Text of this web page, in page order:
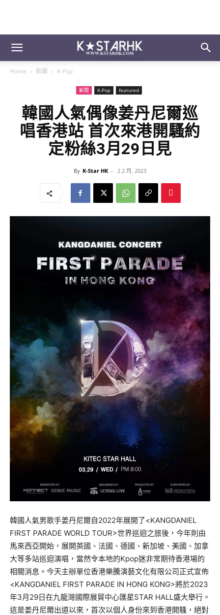
Home 新聞 K-Pop
新聞 K-Pop featured
韓國人氣偶像姜丹尼爾巡
唱香港站 首次來港開騷約
定粉絲3月29日見
By K-Star HK - 2 2 月, 2023
韓國人氣男歌手姜丹尼爾自2022年展開了<KANGDANIEL
FIRST PARADE WORLD TOUR>世界巡迴之旅後，今年則由
馬來西亞開始，展開英國、 法國、德國、新加坡、美國、加拿
大等多站巡迴演唱， 當然令本地的Kpop迷非常期待香港場的
相關消息。 今天主辦單位香港樂騰演藝文化有限公司正式宣佈
<KANGDANIEL FIRST PARADE IN HONG KONG>將於2023
年3月29日在九龍灣國際展貿中心匯星STAR HALL盛大舉行。
這是姜丹尼爾出道以來， 首次以個人身份來到香港開騷，絕對